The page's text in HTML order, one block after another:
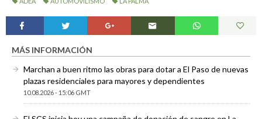
MÁS INFORMACIÓN
Marchan a buen ritmo las obras para dotar a El Paso de nuevas
plazas residenciales para mayores y dependientes
10.08.2026 - 15:06 GMT